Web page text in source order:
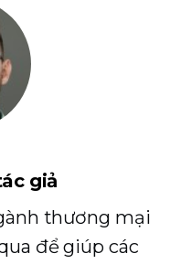
giả
thương mại
để giúp các